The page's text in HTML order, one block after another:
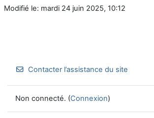
Modifié le: mardi 24 juin 2025, 10:12
Contacter l’assistance du site
Non connecté. (Connexion)